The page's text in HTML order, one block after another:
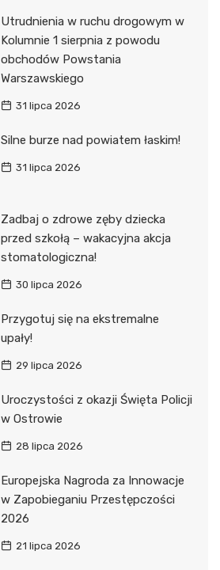
Utrudnienia w ruchu drogowym w
Kolumnie 1 sierpnia z powodu
obchodów Powstania
Warszawskiego
31 lipca 2026
Silne burze nad powiatem łaskim!
31 lipca 2026
Zadbaj o zdrowe zęby dziecka
przed szkołą – wakacyjna akcja
stomatologiczna!
30 lipca 2026
Przygotuj się na ekstremalne
upały!
29 lipca 2026
Uroczystości z okazji Święta Policji
w Ostrowie
28 lipca 2026
Europejska Nagroda za Innowacje
w Zapobieganiu Przestępczości
2026
21 lipca 2026